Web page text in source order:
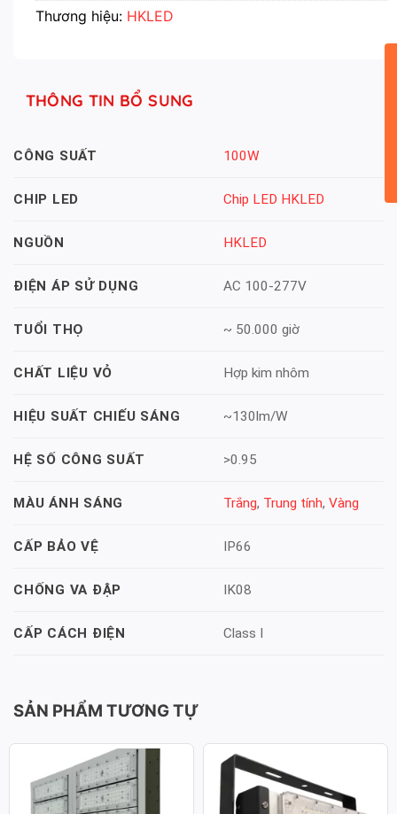
Thương hiệu: HKLED
THÔNG TIN BỔ SUNG
CÔNG SUẤT 100W
CHIP LED Chip LED HKLED
NGUỒN HKLED
ĐIỆN ÁP SỬ DỤNG AC 100-277V
TUỔI THỌ ~ 50.000 giờ
CHẤT LIỆU VỎ Hợp kim nhôm
HIỆU SUẤT CHIẾU SÁNG ~130lm/W
HỆ SỐ CÔNG SUẤT >0.95
MÀU ÁNH SÁNG Trắng, Trung tính, Vàng
CẤP BẢO VỆ IP66
CHỐNG VA ĐẬP IK08
CẤP CÁCH ĐIỆN Class I
SẢN PHẨM TƯƠNG TỰ